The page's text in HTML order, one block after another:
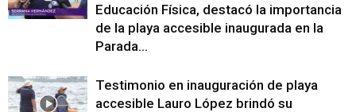
Educación Física, destacó la importancia
de la playa accesible inaugurada en la
Parada...
Testimonio en inauguración de playa
accesible Lauro López brindó su